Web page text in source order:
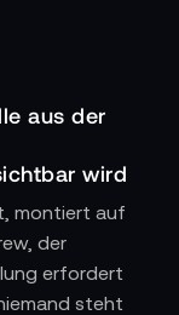
aus der
wird
montiert auf
der
erfordert
steht